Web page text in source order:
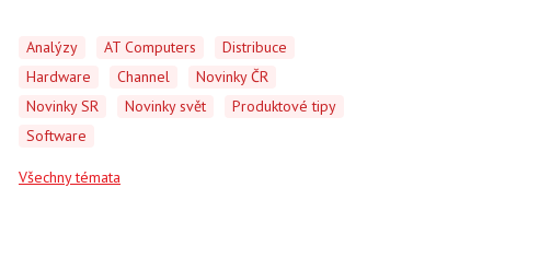
Analýzy AT Computers
Distribuce
Hardware
Channel
Novinky ČR
Novinky SR
Novinky svět
Produktové tipy
Software
Všechny témata